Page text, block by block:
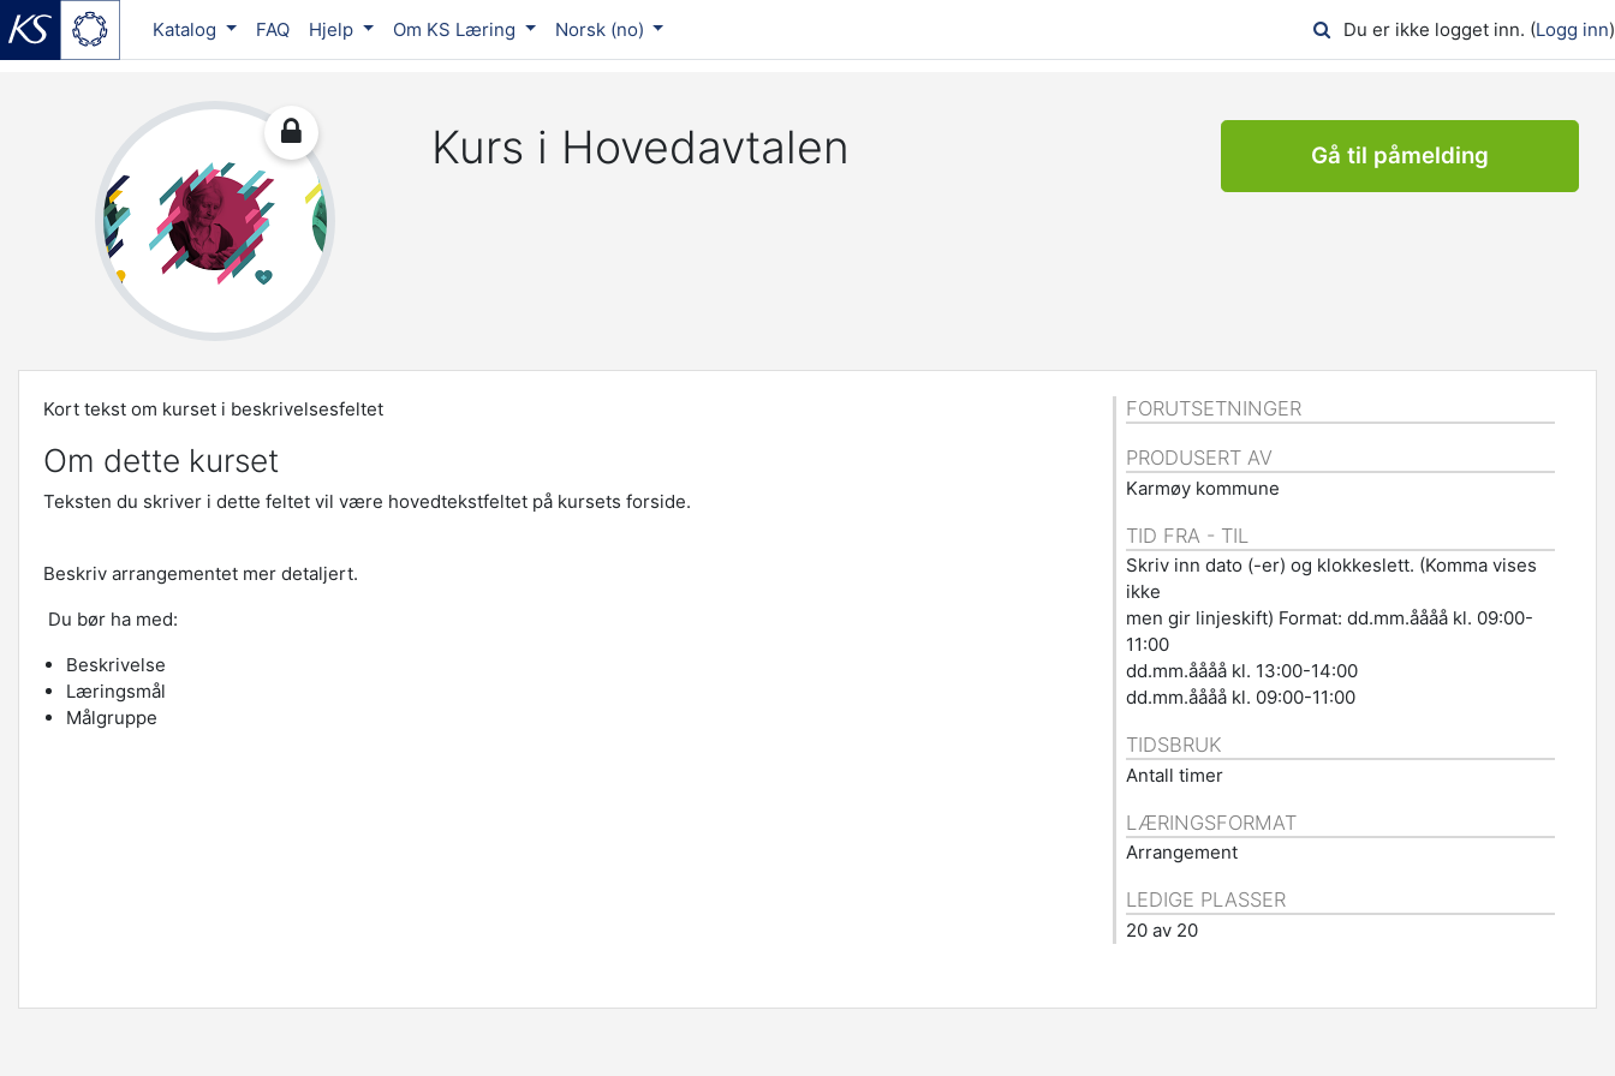
Katalog FAQ Hjelp Om KS Læring Norsk ‎(no)‎ Du er ikke logget inn. (Logg inn)
Kurs i Hovedavtalen Gå til påmelding
Kort tekst om kurset i beskrivelsesfeltet
Om dette kurset
Teksten du skriver i dette feltet vil være hovedtekstfeltet på kursets forside.
Beskriv arrangementet mer detaljert.
Du bør ha med:
Beskrivelse
Læringsmål
Målgruppe
FORUTSETNINGER
PRODUSERT AV
Karmøy kommune
TID FRA - TIL
Skriv inn dato (-er) og klokkeslett. (Komma vises
ikke
men gir linjeskift) Format: dd.mm.åååå kl. 09:00-
11:00
dd.mm.åååå kl. 13:00-14:00
dd.mm.åååå kl. 09:00-11:00
TIDSBRUK
Antall timer
LÆRINGSFORMAT
Arrangement
LEDIGE PLASSER
20 av 20